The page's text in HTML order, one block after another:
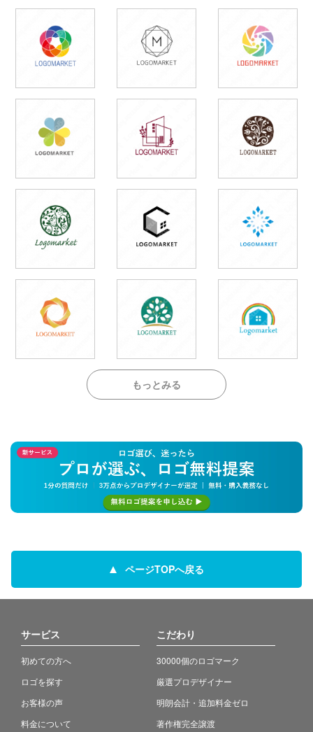
もっとみる
ページTOPへ戻る
サービス
初めての方へ
ロゴを探す
お客様の声
料金について
こだわり
30000個のロゴマーク
厳選プロデザイナー
明朗会計・追加料金ゼロ
著作権完全譲渡